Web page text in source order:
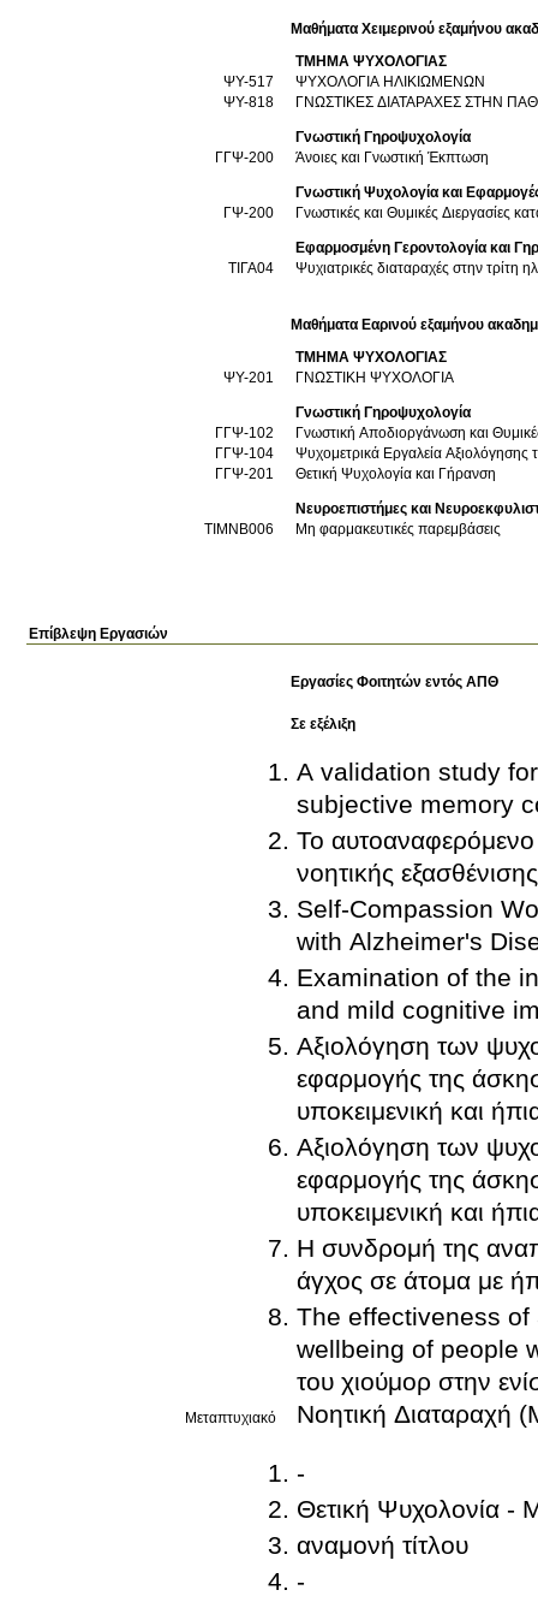
Μαθήματα Χειμερινού εξαμήνου
ΤΜΗΜΑ ΨΥΧΟΛΟΓΙΑΣ
ΨΥ-517
ΨΥΧΟΛΟΓΙΑ ΗΛΙΚΙΩΜΕΝΩΝ
ΨΥ-818
ΓΝΩΣΤΙΚΕΣ ΔΙΑΤΑΡΑΧΕΣ ΣΤΗΝ
Γνωστική Γηροψυχολογία
ΓΓΨ-200
Άνοιες και Γνωστική Έκπτωση
Γνωστική Ψυχολογία και
ΓΨ-200
Γνωστικές και Θυμικές Διεργασίες
Εφαρμοσμένη Γεροντολογία και
ΤΙΓΑ04
Ψυχιατρικές διαταραχές στην τρίτη
Μαθήματα Εαρινού εξαμήνου
ΤΜΗΜΑ ΨΥΧΟΛΟΓΙΑΣ
ΨΥ-201
ΓΝΩΣΤΙΚΗ ΨΥΧΟΛΟΓΙΑ
Γνωστική Γηροψυχολογία
ΓΓΨ-102
Γνωστική Αποδιοργάνωση και
ΓΓΨ-104
Ψυχομετρικά Εργαλεία Αξιολόγησης
ΓΓΨ-201
Θετική Ψυχολογία και Γήρανση
Νευροεπιστήμες και
ΤΙΜΝΒ006
Μη φαρμακευτικές παρεμβάσεις
Επίβλεψη Εργασιών
Εργασίες Φοιτητών εντός ΑΠΘ
Σε εξέλιξη
Μεταπτυχιακό
A validation study
subjective memory
Το
νοητικής εξασθένισης
Self-Compassion
with Alzheimer's
Examination of the
and mild cognitive
Αξιολόγηση των
εφαρμογής της
υποκειμενική και
Αξιολόγηση των
εφαρμογής της
υποκειμενική και
Η συνδρομή της
άγχος σε άτομα με
The effectiveness
wellbeing of people
του χιούμορ στην
Νοητική Διαταραχή
-
Θετική Ψυχολονία -
αναμονή τίτλου
-